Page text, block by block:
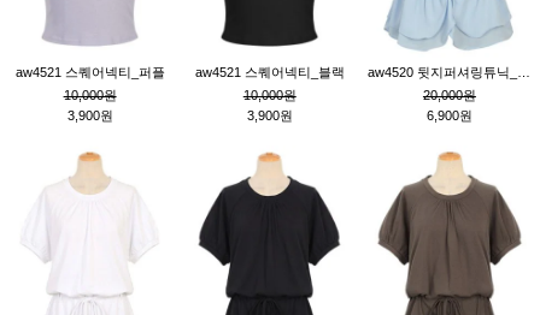
aw4521 스퀘어넥티_퍼플
10,000원
3,900원
aw4521 스퀘어넥티_블랙
10,000원
3,900원
20,000원
6,900원